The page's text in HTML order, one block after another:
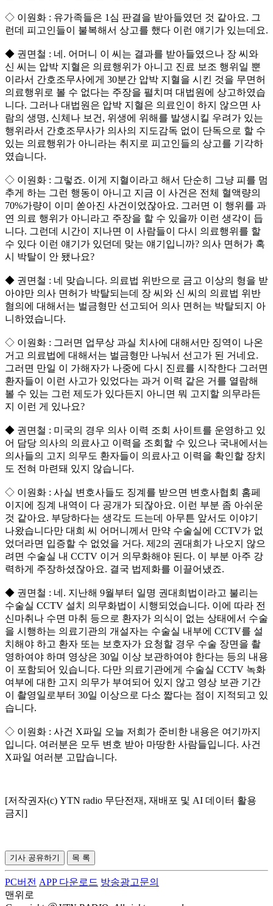
◇ 이원화 : 유가족들은 1심 판결을 받아들였던 것 같아요. 그
런데 피고인들이 불복해서 상고를 했다 이런 얘기가 있는데요.
◆ 권면철 : 네. 어머니 이 씨는 결과를 받아들였으나 장 씨와
신 씨는 압박 지혈은 의료행위가 아니고 진료 보조 행위일 뿐
이라서 간호조무사에게 30분간 압박 지혈을 시킨 것을 무면허
의료행위로 볼 수 없다는 주장을 펼치며 대법원에 상고하였습
니다. 그러나 대법원은 압박 지혈은 의료인이 하지 않으면 사
람의 생명, 신체나 보건, 위생에 위해를 발생시킬 우려가 있는
행위라서 간호조무사가 의사의 지도감독 없이 단독으로 할 수
있는 의료행위가 아니라는 취지로 피고인들의 상고를 기각하
였습니다.
◇ 이원화 : 그렇죠. 이게 지혈이라고 해서 단순히 그냥 피를 멈
추게 하는 그런 행동이 아니고 지금 이 사건은 전체 혈액량의
70%가량이 이미 쏟아진 사건이었잖아요. 그러면 이 행위를 과
연 의료 행위가 아니라고 주장을 할 수 있을까 이런 생각이 듭
니다. 그런데 시간이 지나면 이 사람들이 다시 의료행위를 할
수 있다 이런 얘기가 있던데 맞는 얘기입니까? 의사 면허가 혹
시 박탈이 안 됐나요?
◆ 권면철 : 네 맞습니다. 의료법 위반으로 금고 이상의 형을 받
아야만 의사 면허가 박탈되는데 장 씨와 신 씨의 의료법 위반
혐의에 대해서는 벌금형만 선고되어 의사 면허는 박탈되지 아
니하였습니다.
◇ 이원화 : 그러면 업무상 과실 치사에 대해서만 징역이 나온
거고 의료법에 대해서는 벌금형만 나눠서 선고가 된 거네요.
그러면 만일 이 가해자가 나중에 다시 진료를 시작한다 그러면
환자들이 이런 사고가 있었다는 과거 이력 같은 거를 열람해
볼 수 있는 그런 제도가 있다든지 아니면 뭐 고지할 의무라든
지 이런 게 있나요?
◆ 권면철 : 미국의 경우 의사 이력 조회 사이트를 운영하고 있
어 담당 의사의 의료사고 이력을 조회할 수 있으나 국내에서는
의사들의 고지 의무도 환자들이 의료사고 이력을 확인할 장치
도 전혀 마련돼 있지 않습니다.
◇ 이원화 : 사실 변호사들도 징계를 받으면 변호사협회 홈페
이지에 징계 내역이 다 공개가 되잖아요. 이런 부분 좀 아쉬운
것 같아요. 부당하다는 생각도 드는데 아무튼 앞서도 이야기
나왔습니다만 대희 씨 어머니께서 만약 수술실에 CCTV가 없
었더라면 입증할 수 없었을 거다. 제2의 권대희가 나오지 않으
려면 수술실 내 CCTV 이거 의무화해야 된다. 이 부분 아주 강
력하게 주장하셨잖아요. 결국 법제화를 이끌어냈죠.
◆ 권면철 : 네. 지난해 9월부터 일명 권대희법이라고 불리는
수술실 CCTV 설치 의무화법이 시행되었습니다. 이에 따라 전
신마취나 수면 마취 등으로 환자가 의식이 없는 상태에서 수술
을 시행하는 의료기관의 개설자는 수술실 내부에 CCTV를 설
치해야 하고 환자 또는 보호자가 요청할 경우 수술 장면을 촬
영하여야 하며 영상은 30일 이상 보관하여야 한다는 등의 내용
이 포함되어 있습니다. 다만 의료기관에게 수술실 CCTV 녹화
여부에 대한 고지 의무가 부여되어 있지 않고 영상 보관 기간
이 촬영일로부터 30일 이상으로 다소 짧다는 점이 지적되고 있
습니다.
◇ 이원화 : 사건 X파일 오늘 저희가 준비한 내용은 여기까지
입니다. 여러분은 모두 변호 받아 마땅한 사람들입니다. 사건
X파일 여러분 고맙습니다.
[저작권자(c) YTN radio 무단전재, 재배포 및 AI 데이터 활용
금지]
기사 공유하기 목 록
PC버전 APP 다운로드 방송광고문의
맨위로